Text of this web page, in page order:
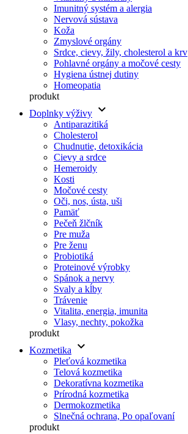
Imunitný systém a alergia
Nervová sústava
Koža
Zmyslové orgány
Srdce, cievy, žily, cholesterol a krv
Pohlavné orgány a močové cesty
Hygiena ústnej dutiny
Homeopatia
produkt
Doplnky výživy keyboard_arrow_down
Antiparazitiká
Cholesterol
Chudnutie, detoxikácia
Cievy a srdce
Hemeroidy
Kosti
Močové cesty
Oči, nos, ústa, uši
Pamäť
Pečeň žlčník
Pre muža
Pre ženu
Probiotiká
Proteinové výrobky
Spánok a nervy
Svaly a kĺby
Trávenie
Vitalita, energia, imunita
Vlasy, nechty, pokožka
produkt
Kozmetika
keyboard_arrow_down
Pleťová kozmetika
Telová kozmetika
Dekoratívna kozmetika
Prírodná kozmetika
Dermokozmetika
Slnečná ochrana, Po opaľovaní
produkt